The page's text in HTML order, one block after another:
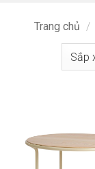
Trang chủ /